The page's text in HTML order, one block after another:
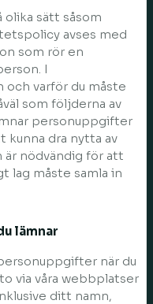
sätt såsom
avses med
som rör en
I
och varför du måste
som följderna av
personuppgifter
kunna dra nytta av
nödvändig för att
lag måste samla in
lämnar
när du
via våra webbplatser
ditt namn,